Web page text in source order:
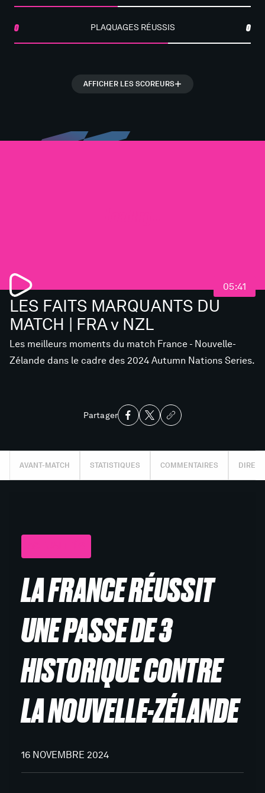
0 PLAQUAGES RÉUSSIS 0
AFFICHER LES SCOREURS
05:41
LES FAITS MARQUANTS DU
MATCH | FRA v NZL
Les meilleurs moments du match France - Nouvelle-
Zélande dans le cadre des 2024 Autumn Nations Series.
Partager
AVANT-MATCH STATISTIQUES COMMENTAIRES DIRECT
LA FRANCE RÉUSSIT
UNE PASSE DE 3
HISTORIQUE CONTRE
LA NOUVELLE-ZÉLANDE
16 NOVEMBRE 2024